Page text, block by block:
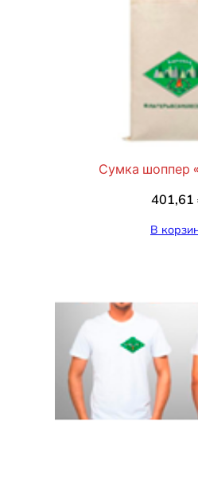
Сумка шоппер
401,61
В